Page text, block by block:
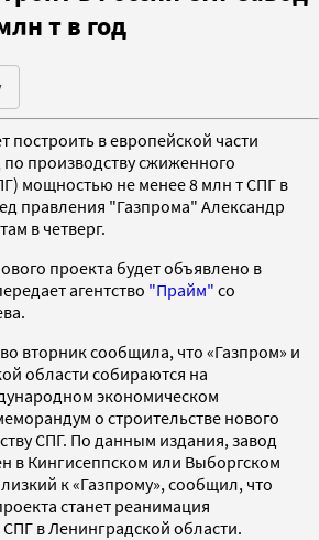
т в год
построить в европейской части
производству сжиженного
мощностью не менее 8 млн т СПГ в
правления "Газпрома" Александр
в четверг.
проекта будет объявлено в
агентство "Прайм" со
вторник сообщила, что «Газпром» и
области собираются на
экономическом
о строительстве нового
СПГ. По данным издания, завод
в Кингисеппском или Выборгском
к «Газпрому», сообщил, что
станет реанимация
в Ленинградской области.